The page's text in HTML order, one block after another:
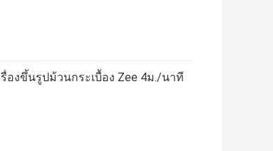
องขึ้นรูปม้วนกระเบื้อง Zee 4ม./นาที